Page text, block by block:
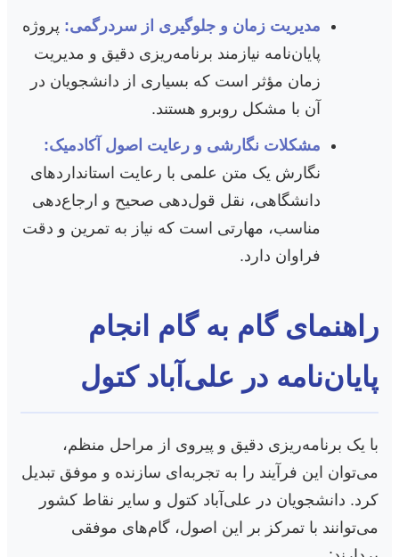
مدیریت زمان و جلوگیری از سردرگمی: پروژه
پایان‌نامه نیازمند برنامه‌ریزی دقیق و مدیریت
زمان مؤثر است که بسیاری از دانشجویان در
آن با مشکل روبرو هستند.
مشکلات نگارشی و رعایت اصول آکادمیک:
نگارش یک متن علمی با رعایت استانداردهای
دانشگاهی، نقل قول‌دهی صحیح و ارجاع‌دهی
مناسب، مهارتی است که نیاز به تمرین و دقت
فراوان دارد.
راهنمای گام به گام انجام
پایان‌نامه در علی‌آباد کتول
با یک برنامه‌ریزی دقیق و پیروی از مراحل منظم،
می‌توان این فرآیند را به تجربه‌ای سازنده و موفق تبدیل
کرد. دانشجویان در علی‌آباد کتول و سایر نقاط کشور
می‌توانند با تمرکز بر این اصول، گام‌های موفقی